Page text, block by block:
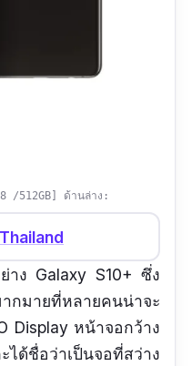
/512GB] ด้านล่าง:
าง Galaxy S10+ ซึ่ง
มายที่หลายคนน่าจะ
Display หน้าจอกว้าง
ด้ชื่อว่าเป็นจอที่สว่าง